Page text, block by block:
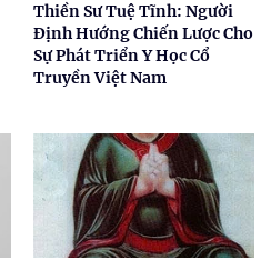
Thiền Sư Tuệ Tĩnh: Người
Định Hướng Chiến Lược Cho
Sự Phát Triển Y Học Cổ
Truyền Việt Nam